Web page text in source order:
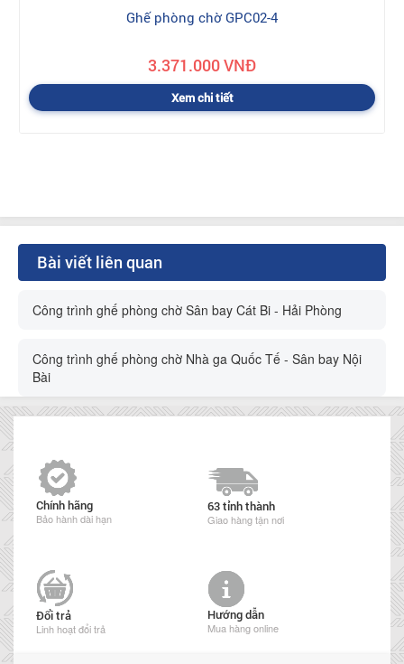
Ghế phòng chờ GPC02-4
3.371.000 VNĐ
Xem chi tiết
Bài viết liên quan
Công trình ghế phòng chờ Sân bay Cát Bi - Hải Phòng
Công trình ghế phòng chờ Nhà ga Quốc Tế - Sân bay Nội
Bài
Chính hãng
Bảo hành dài hạn
63 tỉnh thành
Giao hàng tận nơi
Đổi trả
Linh hoạt đổi trả
Hướng dẫn
Mua hàng online